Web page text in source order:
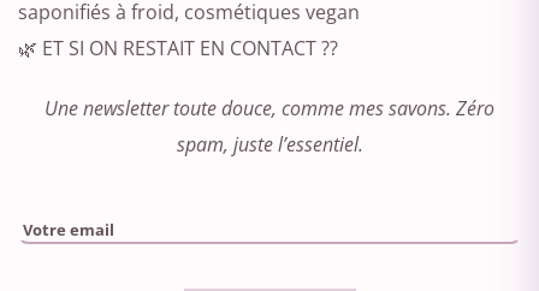
🌿 ET SI ON RESTAIT EN CONTACT ??
Une newsletter toute douce, comme mes savons. Zéro
spam, juste l’essentiel.